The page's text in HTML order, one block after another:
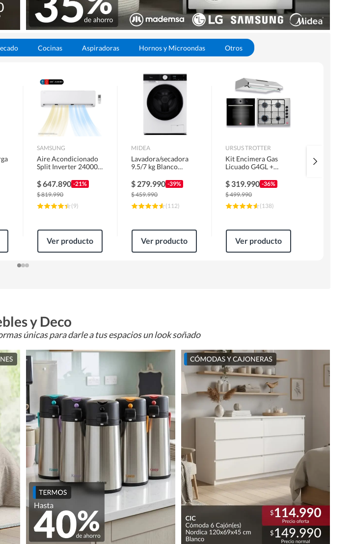
Cocinas Aspiradoras Hornos y Microondas Otros
SAMSUNG
Aire Acondicionado
Split Inverter 24000
$647.890 -21%
$819.990
(9)
Ver producto
MIDEA
Lavadora/secadora
9.5/7 kg Blanco
$ 279.990 -39%
$459.990
(112)
Ver producto
URSUS TROTTER
Kit Encimera Gas
Licuado G4GL +
1 Motor FF60IN +
Horno EPC4NIG
$ 319.990 -36%
$499.990
(138)
Ver producto
y Deco
únicas para darle a tus espacios un look soñado